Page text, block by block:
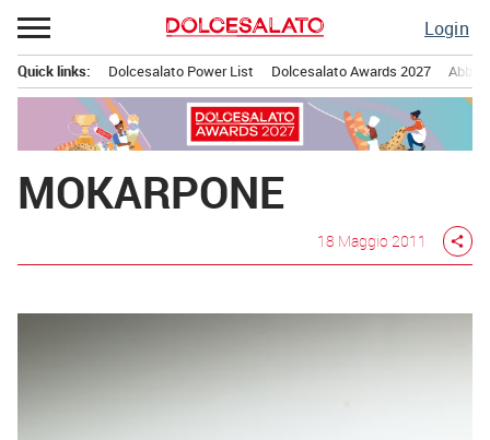
Passa
al
contenuto
Login
principale
Quick links: Dolcesalato Power List Dolcesalato Awards 2027
MOKARPONE
18 Maggio 2011 share